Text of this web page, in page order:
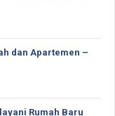
dan Apartemen –
Rumah Baru